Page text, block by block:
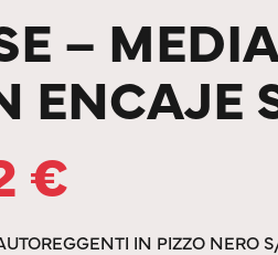
–
ENCAJE
€
IN PIZZO NERO